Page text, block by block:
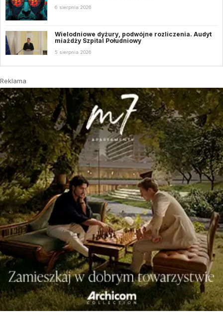
6 sierpnia 2026
Wielodniowe dyżury, podwójne rozliczenia. Audyt
miażdży Szpital Południowy
5 sierpnia 2026
Reklama